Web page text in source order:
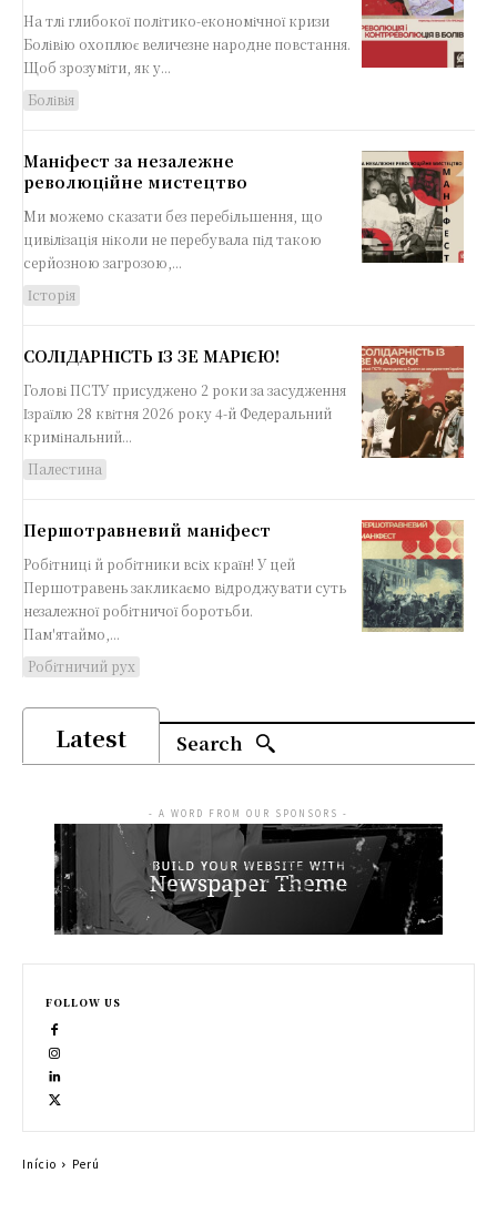
На тлі глибокої політико-економічної кризи
Болівію охоплює величезне народне повстання.
Щоб зрозуміти, як у...
Болівія
Маніфест за незалежне
революційне мистецтво
Ми можемо сказати без перебільшення, що
цивілізація ніколи не перебувала під такою
серйозною загрозою,...
Історія
СОЛІДАРНІСТЬ ІЗ ЗЕ МАРІЄЮ!
Голові ПСТУ присуджено 2 роки за засудження
Ізраїлю 28 квітня 2026 року 4-й Федеральний
кримінальний...
Палестина
Першотравневий маніфест
Робітниці й робітники всіх країн! У цей
Першотравень закликаємо відроджувати суть
незалежної робітничої боротьби.
Пам'ятаймо,...
Робітничий рух
Latest Search
- A WORD FROM OUR SPONSORS -
FOLLOW US
Início Perú